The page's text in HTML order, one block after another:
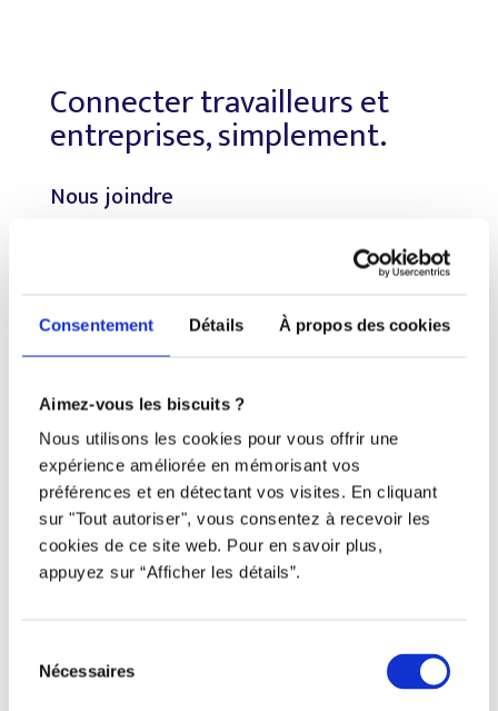
Consentement Détails À propos des cookies
Aimez-vous les biscuits ?
Nous utilisons les cookies pour vous offrir une
expérience améliorée en mémorisant vos
préférences et en détectant vos visites. En cliquant
sur "Tout autoriser", vous consentez à recevoir les
cookies de ce site web. Pour en savoir plus,
appuyez sur “Afficher les détails”.
Nécessaires
Connecter travailleurs et
entreprises, simplement.
Nous joindre
Email
info@djob.co
Liens utiles
S’inscrire
À propos
Nous contacter